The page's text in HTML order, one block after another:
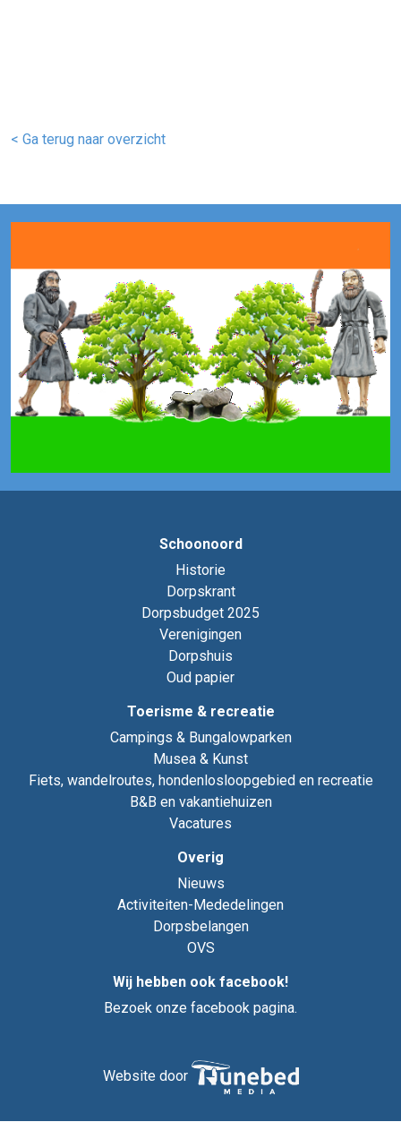
< Ga terug naar overzicht
Schoonoord
Historie
Dorpskrant
Dorpsbudget 2025
Verenigingen
Dorpshuis
Oud papier
Toerisme & recreatie
Campings & Bungalowparken
Musea & Kunst
Fiets, wandelroutes, hondenlosloopgebied en recreatie
B&B en vakantiehuizen
Vacatures
Overig
Nieuws
Activiteiten-Mededelingen
Dorpsbelangen
OVS
Wij hebben ook facebook!
Bezoek onze facebook pagina.
Website door